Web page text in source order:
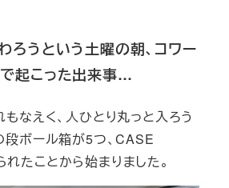
ろうという土曜の朝、コワー
起こった出来事…
なえく、人ひとり丸っと入ろう
ボール箱が5つ、CASE
たことから始まりました。